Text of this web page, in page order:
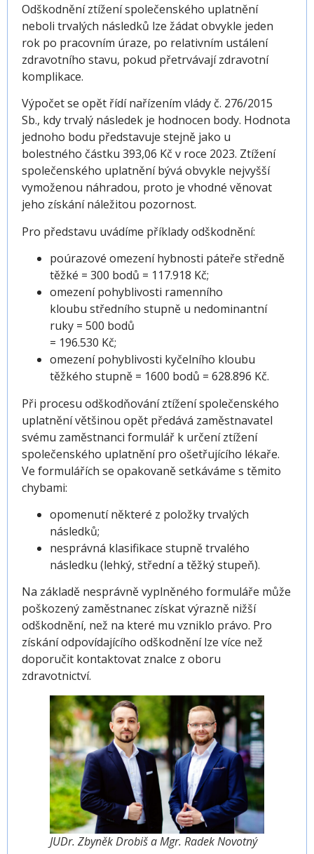
Odškodnění ztížení společenského uplatnění
neboli trvalých následků lze žádat obvykle jeden
rok po pracovním úraze, po relativním ustálení
zdravotního stavu, pokud přetrvávají zdravotní
komplikace.
Výpočet se opět řídí nařízením vlády č. 276/2015
Sb., kdy trvalý následek je hodnocen body. Hodnota
jednoho bodu představuje stejně jako u
bolestného částku 393,06 Kč v roce 2023. Ztížení
společenského uplatnění bývá obvykle nejvyšší
vymoženou náhradou, proto je vhodné věnovat
jeho získání náležitou pozornost.
Pro představu uvádíme příklady odškodnění:
poúrazové omezení hybnosti páteře středně
těžké = 300 bodů = 117.918 Kč;
omezení pohyblivosti ramenního
kloubu středního stupně u nedominantní
ruky = 500 bodů
= 196.530 Kč;
omezení pohyblivosti kyčelního kloubu
těžkého stupně = 1600 bodů = 628.896 Kč.
Při procesu odškodňování ztížení společenského
uplatnění většinou opět předává zaměstnavatel
svému zaměstnanci formulář k určení ztížení
společenského uplatnění pro ošetřujícího lékaře.
Ve formulářích se opakovaně setkáváme s těmito
chybami:
opomenutí některé z položky trvalých
následků;
nesprávná klasifikace stupně trvalého
následku (lehký, střední a těžký stupeň).
Na základě nesprávně vyplněného formuláře může
poškozený zaměstnanec získat výrazně nižší
odškodnění, než na které mu vzniklo právo. Pro
získání odpovídajícího odškodnění lze více než
doporučit kontaktovat znalce z oboru
zdravotnictví.
JUDr. Zbyněk Drobiš a Mgr. Radek Novotný